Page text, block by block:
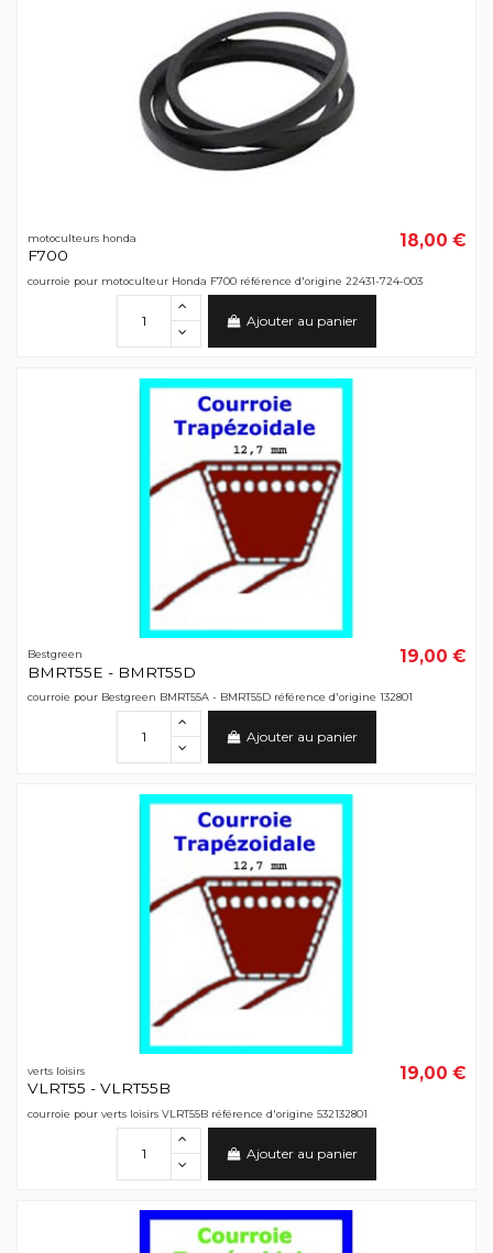
motoculteurs honda
F700
18,00 €
courroie pour motoculteur Honda F700 référence d'origine 22431-724-003
Ajouter au panier
Bestgreen
BMRT55E - BMRT55D
19,00 €
courroie pour Bestgreen BMRT55A - BMRT55D référence d'origine 132801
Ajouter au panier
verts loisirs
VLRT55 - VLRT55B
19,00 €
courroie pour verts loisirs VLRT55B référence d'origine 532132801
Ajouter au panier